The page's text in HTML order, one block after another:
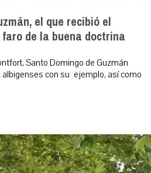
el que recibió el
de la buena doctrina
Santo Domingo de Guzmán
con su ejemplo, así como